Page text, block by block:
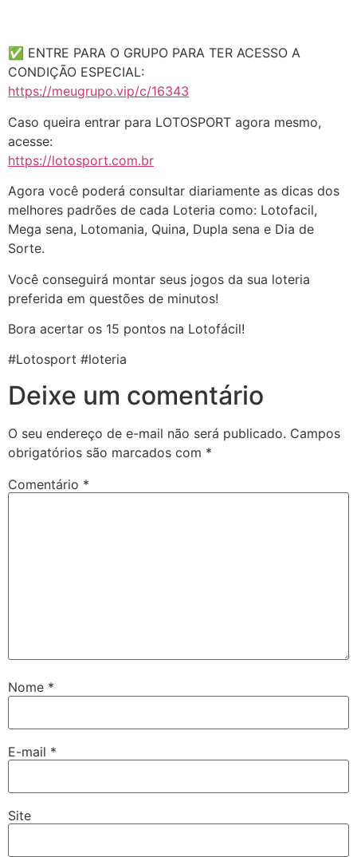
✅ ENTRE PARA O GRUPO PARA TER ACESSO A
CONDIÇÃO ESPECIAL:
https://meugrupo.vip/c/16343
Caso queira entrar para LOTOSPORT agora mesmo,
acesse:
https://lotosport.com.br
Agora você poderá consultar diariamente as dicas dos
melhores padrões de cada Loteria como: Lotofacil,
Mega sena, Lotomania, Quina, Dupla sena e Dia de
Sorte.
Você conseguirá montar seus jogos da sua loteria
preferida em questões de minutos!
Bora acertar os 15 pontos na Lotofácil!
#Lotosport #loteria
Deixe um comentário
O seu endereço de e-mail não será publicado. Campos
obrigatórios são marcados com *
Comentário *
Nome *
E-mail *
Site